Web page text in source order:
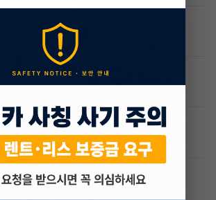
무보증 만21세 전기차 승계,2운전자
무심사 전기차 승계 알아봅니다
차량구해요
글 2
무심사